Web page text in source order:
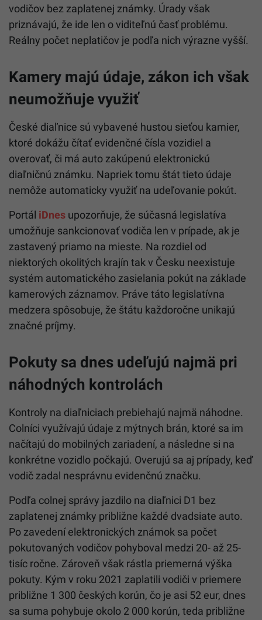
vodičov bez zaplatenej známky. Úrady však
priznávajú, že ide len o viditeľnú časť problému.
Reálny počet neplatičov je podľa nich výrazne vyšší.
Kamery majú údaje, zákon ich však
neumožňuje využiť
České diaľnice sú vybavené hustou sieťou kamier,
ktoré dokážu čítať evidenčné čísla vozidiel a
overovať, či má auto zakúpenú elektronickú
diaľničnú známku. Napriek tomu štát tieto údaje
nemôže automaticky využiť na udeľovanie pokút.
Portál iDnes upozorňuje, že súčasná legislatíva
umožňuje sankcionovať vodiča len v prípade, ak je
zastavený priamo na mieste. Na rozdiel od
niektorých okolitých krajín tak v Česku neexistuje
systém automatického zasielania pokút na základe
kamerových záznamov. Práve táto legislatívna
medzera spôsobuje, že štátu každoročne unikajú
značné príjmy.
Pokuty sa dnes udeľujú najmä pri
náhodných kontrolách
Kontroly na diaľniciach prebiehajú najmä náhodne.
Colníci využívajú údaje z mýtnych brán, ktoré sa im
načítajú do mobilných zariadení, a následne si na
konkrétne vozidlo počkajú. Overujú sa aj prípady, keď
vodič zadal nesprávnu evidenčnú značku.
Podľa colnej správy jazdilo na diaľnici D1 bez
zaplatenej známky približne každé dvadsiate auto.
Po zavedení elektronických známok sa počet
pokutovaných vodičov pohyboval medzi 20- až 25-
tisíc ročne. Zároveň však rástla priemerná výška
pokuty. Kým v roku 2021 zaplatili vodiči v priemere
približne 1 300 českých korún, čo je asi 52 eur, dnes
sa suma pohybuje okolo 2 000 korún, teda približne